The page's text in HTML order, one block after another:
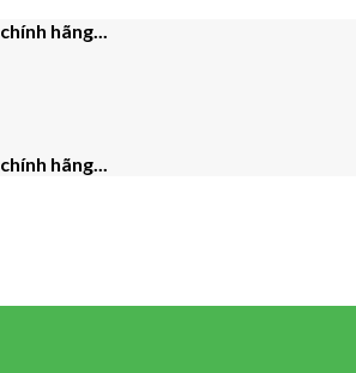
hãng...
hãng...